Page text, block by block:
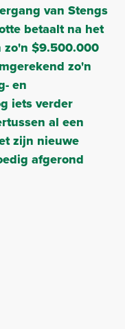
van Stengs
betaalt na het
zo'n $9.500.000
zo'n
en
iets verder
al een
zijn nieuwe
afgerond